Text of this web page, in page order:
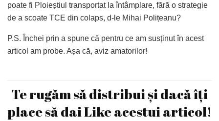
poate fi Ploieștiul transportat la întâmplare, fără o strategie
de a scoate TCE din colaps, d-le Mihai Polițeanu?
P.S. Închei prin a spune că pentru ce am susținut în acest
articol am probe. Așa că, aviz amatorilor!
Te rugăm să distribui și dacă îți
place să dai Like acestui articol!